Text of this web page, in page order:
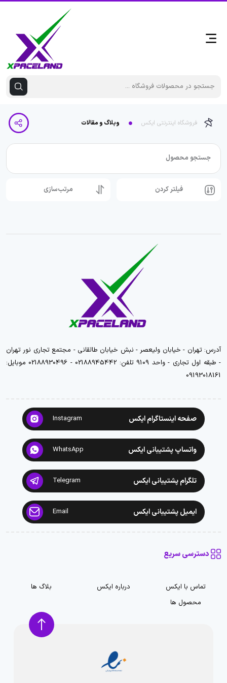
فروشگاه اینترنتی ایکس وبلاگ و مقالات
جستجو محصول
فیلتر کردن مرتب‌سازی
آدرس: تهران - خیابان ولیعصر - نبش خیابان طالقانی - مجتمع تجاری نور تهران
- طبقه اول تجاری - واحد 9109 تلفن: 02188945442 - 02188930496 موبایل:
09193018161
صفحه اینستاگرام ایکس Instagram
واتساپ پشتیبانی ایکس WhatsApp
تلگرام پشتیبانی ایکس Telegram
ایمیل پشتیبانی ایکس Email
دسترسی سریع
تماس با ایکس درباره ایکس
بلاگ ها
محصول ها